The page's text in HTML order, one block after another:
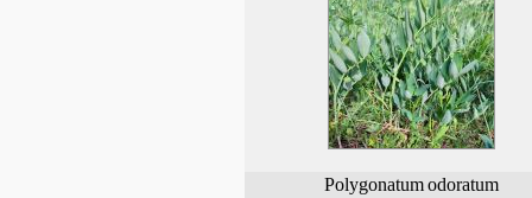
Polygonatum odoratum